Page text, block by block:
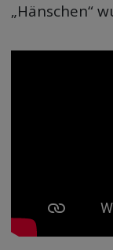
„Hänschen“